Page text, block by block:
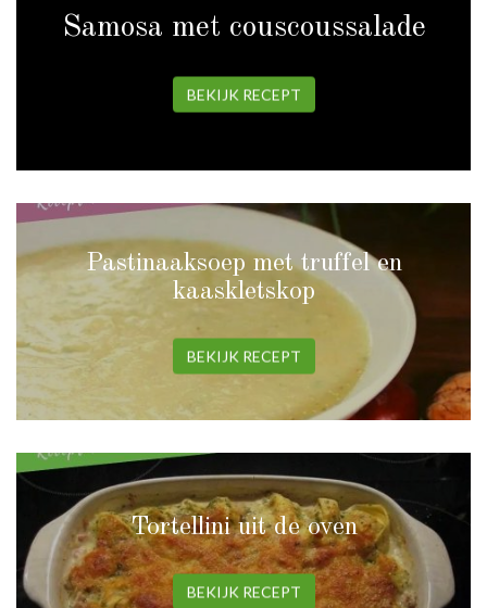
Samosa met couscoussalade
BEKIJK RECEPT
Pastinaaksoep met truffel en
kaaskletskop
BEKIJK RECEPT
Tortellini uit de oven
BEKIJK RECEPT